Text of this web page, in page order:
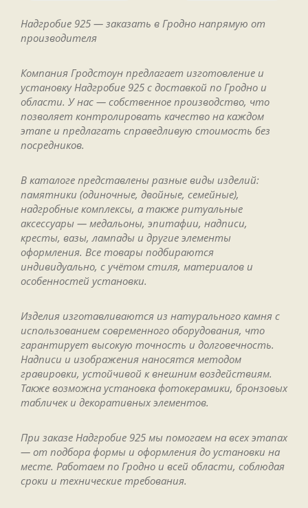
Надгробие 925 — заказать в Гродно напрямую от
производителя
Компания Гродстоун предлагает изготовление и
установку Надгробие 925 с доставкой по Гродно и
области. У нас — собственное производство, что
позволяет контролировать качество на каждом
этапе и предлагать справедливую стоимость без
посредников.
В каталоге представлены разные виды изделий:
памятники (одиночные, двойные, семейные),
надгробные комплексы, а также ритуальные
аксессуары — медальоны, эпитафии, надписи,
кресты, вазы, лампады и другие элементы
оформления. Все товары подбираются
индивидуально, с учётом стиля, материалов и
особенностей установки.
Изделия изготавливаются из натурального камня с
использованием современного оборудования, что
гарантирует высокую точность и долговечность.
Надписи и изображения наносятся методом
гравировки, устойчивой к внешним воздействиям.
Также возможна установка фотокерамики, бронзовых
табличек и декоративных элементов.
При заказе Надгробие 925 мы помогаем на всех этапах
— от подбора формы и оформления до установки на
месте. Работаем по Гродно и всей области, соблюдая
сроки и технические требования.